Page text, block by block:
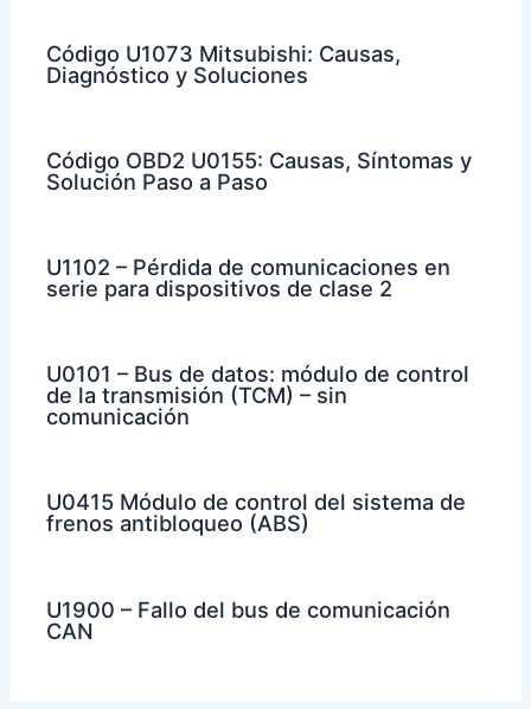
Código U1073 Mitsubishi: Causas,
Diagnóstico y Soluciones
Código OBD2 U0155: Causas, Síntomas y
Solución Paso a Paso
U1102 – Pérdida de comunicaciones en
serie para dispositivos de clase 2
U0101 – Bus de datos: módulo de control
de la transmisión (TCM) – sin
comunicación
U0415 Módulo de control del sistema de
frenos antibloqueo (ABS)
U1900 – Fallo del bus de comunicación
CAN